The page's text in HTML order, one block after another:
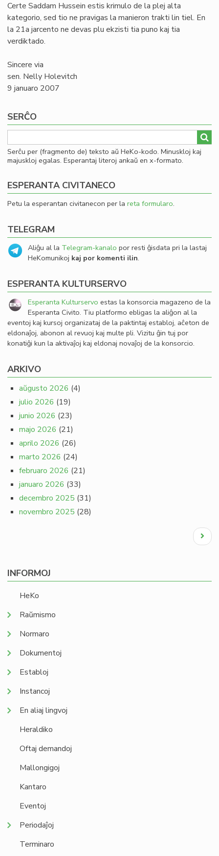
Certe Saddam Hussein estis krimulo de la plej alta
kategorio, sed tio ne pravigas la manieron trakti lin tiel. En
la 21a jarcento ne devas plu ekzisti tia puno kaj tia
verdiktado.
Sincere via
sen. Nelly Holevitch
9 januaro 2007
SERĈO
Serĉu per (fragmento de) teksto aŭ HeKo-kodo. Minuskloj kaj
majuskloj egalas. Esperantaj literoj ankaŭ en x-formato.
ESPERANTA CIVITANECO
Petu la esperantan civitanecon per la reta formularo.
TELEGRAM
Aliĝu al la Telegram-kanalo por resti ĝisdata pri la lastaj
HeKomunikoj kaj por komenti ilin.
ESPERANTA KULTURSERVO
Esperanta Kulturservo estas la konsorcia magazeno de la
Esperanta Civito. Tiu platformo ebligas la aliĝon al la
eventoj kaj kursoj organizataj de la paktintaj establoj, aĉeton de
eldonaĵoj, abonon al revuoj kaj multe pli. Vizitu ĝin tuj por
konatiĝi kun la aktivaĵoj kaj eldonaj novaĵoj de la konsorcio.
ARKIVO
aŭgusto 2026 (4)
julio 2026 (19)
junio 2026 (23)
majo 2026 (21)
aprilo 2026 (26)
marto 2026 (24)
februaro 2026 (21)
januaro 2026 (33)
decembro 2025 (31)
novembro 2025 (28)
Next
page
INFORMOJ
HeKo
Raŭmismo
Normaro
Dokumentoj
Establoj
Instancoj
En aliaj lingvoj
Heraldiko
Oftaj demandoj
Mallongigoj
Kantaro
Eventoj
Periodaĵoj
Terminaro